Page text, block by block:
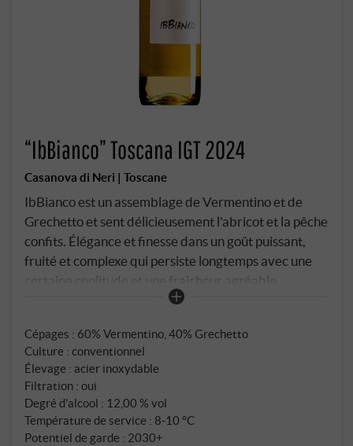
“IbBianco” Toscana IGT 2024
Casanova di Neri | Toscane
IbBianco est un assemblage de Vermentino et de
Grechetto et sent délicieusement l'abricot et la pêche
confits. Élégance et finesse dans un goût puissant,
fruité et complexe qui persiste longtemps avec une
certaine coolitude et une fraîcheur agréable.
Cépages : 60% Vermentino, 40% Grechetto
Culture : conventionnel
Élevage : acier inoxydable
Filtration : oui
Degré d'alcool : 12,00 % vol
Température de service : 8‑10 °C
Potentiel de garde : 2030+